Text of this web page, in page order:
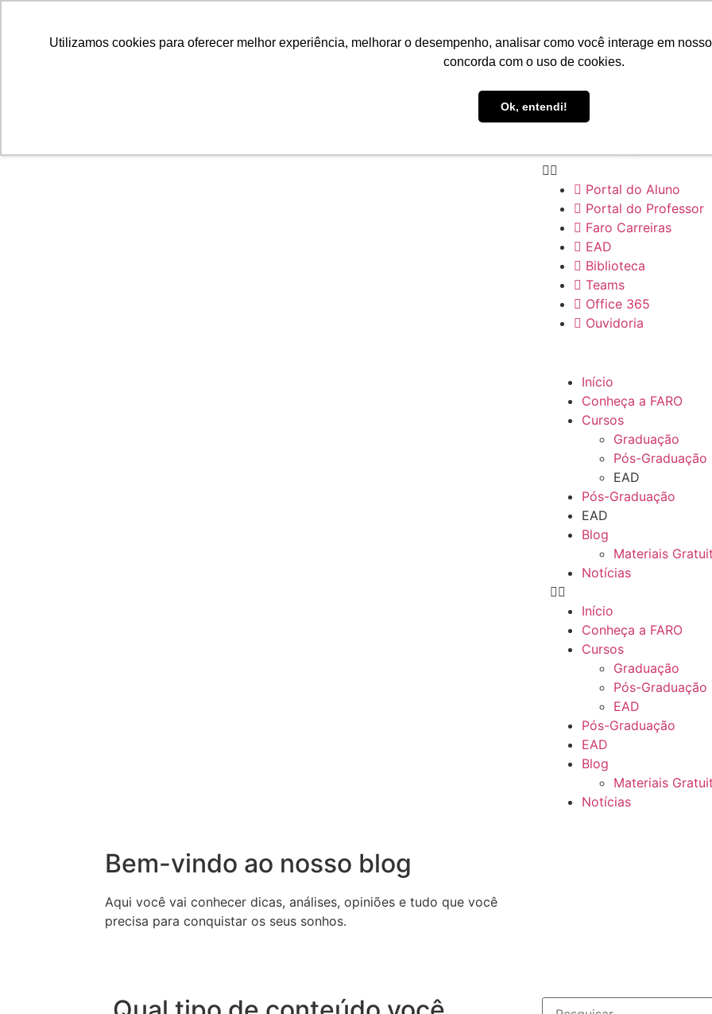
Utilizamos cookies para oferecer melhor experiência, melhorar o desempenho, analisar como você interage em
concorda com o uso de cookies.
Ok, entendi!
Portal do Professor
Faro Carreiras
Biblioteca
Ouvidoria
Portal do Aluno
Portal do Professor
Faro Carreiras
EAD
Biblioteca
Teams
Office 365
Ouvidoria
Início
Conheça a FARO
Cursos
Graduação
Pós-Graduação
EAD
Pós-Graduação
EAD
Blog
Materiais
Notícias
Início
Conheça a FARO
Cursos
Graduação
Pós-Graduação
EAD
Pós-Graduação
EAD
Blog
Materiais
Notícias
Bem-vindo ao nosso blog
Aqui você vai conhecer dicas, análises, opiniões e tudo que você
precisa para conquistar os seus sonhos.